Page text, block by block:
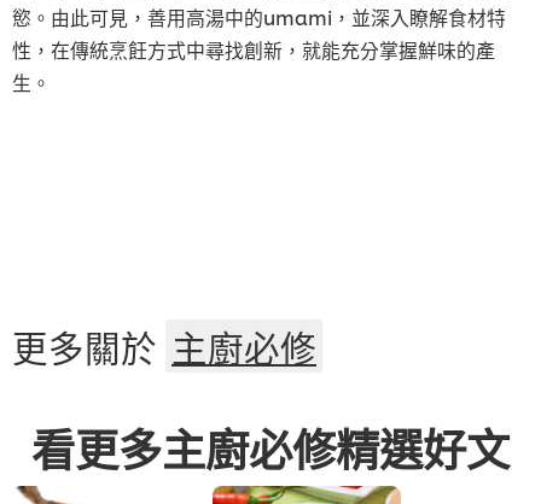
慾。由此可見，善用高湯中的umami，並深入瞭解食材特
性，在傳統烹飪方式中尋找創新，就能充分掌握鮮味的產
生。
更多關於 主廚必修
看更多主廚必修精選好文